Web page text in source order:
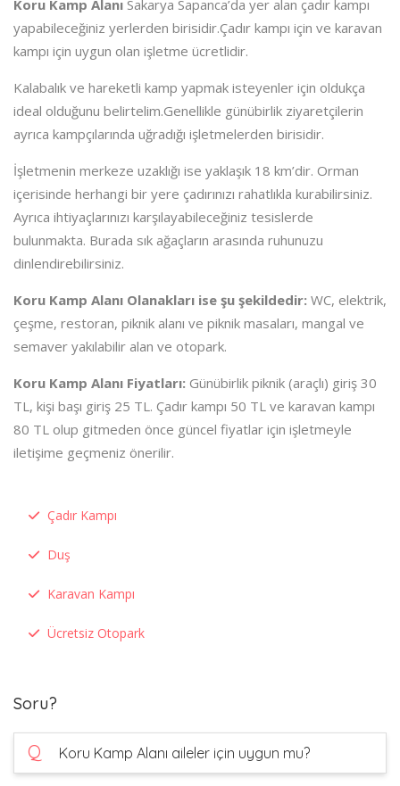
Koru Kamp Alanı Sakarya Sapanca’da yer alan çadır kampı
yapabileceğiniz yerlerden birisidir.Çadır kampı için ve karavan
kampı için uygun olan işletme ücretlidir.
Kalabalık ve hareketli kamp yapmak isteyenler için oldukça
ideal olduğunu belirtelim.Genellikle günübirlik ziyaretçilerin
ayrıca kampçılarında uğradığı işletmelerden birisidir.
İşletmenin merkeze uzaklığı ise yaklaşık 18 km’dir. Orman
içerisinde herhangi bir yere çadırınızı rahatlıkla kurabilirsiniz.
Ayrıca ihtiyaçlarınızı karşılayabileceğiniz tesislerde
bulunmakta. Burada sık ağaçların arasında ruhunuzu
dinlendirebilirsiniz.
Koru Kamp Alanı Olanakları ise şu şekildedir: WC, elektrik,
çeşme, restoran, piknik alanı ve piknik masaları, mangal ve
semaver yakılabilir alan ve otopark.
Koru Kamp Alanı Fiyatları: Günübirlik piknik (araçlı) giriş 30
TL, kişi başı giriş 25 TL. Çadır kampı 50 TL ve karavan kampı
80 TL olup gitmeden önce güncel fiyatlar için işletmeyle
iletişime geçmeniz önerilir.
Çadır Kampı
Duş
Karavan Kampı
Ücretsiz Otopark
Soru?
Q Koru Kamp Alanı aileler için uygun mu?